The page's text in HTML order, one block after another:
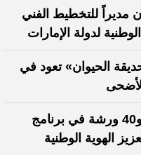
مديراً للتخطيط الفني
لدولة الإمارات
الحيوان» تعود في
63 برنامجاً و40 ورشة في برنامج
الهوية الوطنية